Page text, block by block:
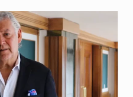
A pocas horas del cambio de gobierno, el equipo de…
La Alcaldía de Barranquilla puso en marcha un amplio plan…
Si eres un trader que prefiere lidiar con condiciones de…